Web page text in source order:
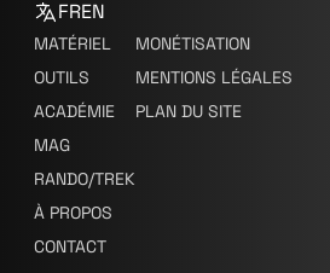
FREN
MATÉRIEL
OUTILS
ACADÉMIE
MAG
RANDO/TREK
À PROPOS
CONTACT
MONÉTISATION
MENTIONS LÉGALES
PLAN DU SITE